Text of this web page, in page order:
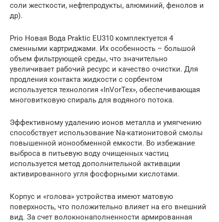
соли жесткости, нефтепродукты, алюминий, фенолов и
др).
Prio Новая Вода Praktic EU310 комплектуется 4
сменными картриджами. Их особенность – большой
объем фильтрующей среды, что значительно
увеличивает рабочий ресурс и качество очистки. Для
продления контакта жидкости с сорбентом
используется технология «InVorTex», обеспечивающая
многовитковую спираль для водяного потока.
Эффективному удалению ионов металла и умягчению
способствует использование Na-катионитовой смолы
повышенной ионообменной емкости. Во избежание
выброса в питьевую воду очищенных частиц
используется метод дополнительной активации
активированного угля фосфорными кислотами.
Корпус и «голова» устройства имеют матовую
поверхность, что положительно влияет на его внешний
вид. За счет волокнонаполненности армированная